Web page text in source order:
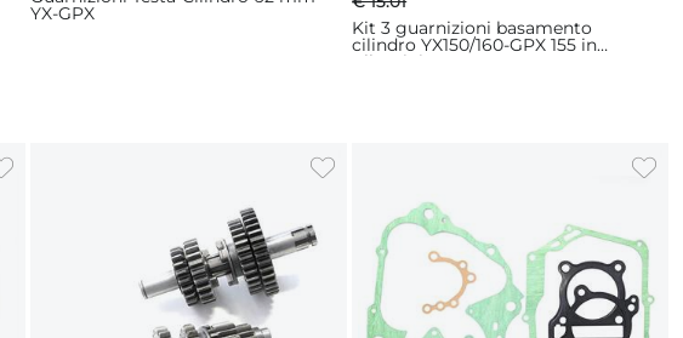
YX-GPX
Kit 3 guarnizioni basamento
cilindro YX150/160-GPX 155 in
Alluminio